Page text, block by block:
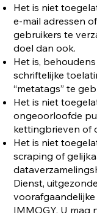
Het is niet
e-mail adressen
gebruikers te
doel dan ook.
Het is,
schriftelijke
“metatags” te
Het is niet
ongeoorloofde
kettingbrieven of
Het is niet
scraping of
Dienst,
IMMOGY. U mag